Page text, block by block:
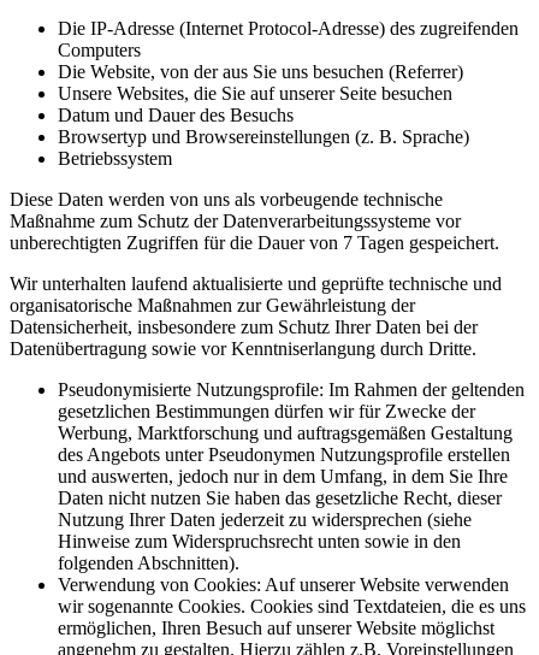
Die IP-Adresse (Internet Protocol-Adresse) des zugreifenden
Computers
Die Website, von der aus Sie uns besuchen (Referrer)
Unsere Websites, die Sie auf unserer Seite besuchen
Datum und Dauer des Besuchs
Browsertyp und Browsereinstellungen (z. B. Sprache)
Betriebssystem
Diese Daten werden von uns als vorbeugende technische
Maßnahme zum Schutz der Datenverarbeitungssysteme vor
unberechtigten Zugriffen für die Dauer von 7 Tagen gespeichert.
Wir unterhalten laufend aktualisierte und geprüfte technische und
organisatorische Maßnahmen zur Gewährleistung der
Datensicherheit, insbesondere zum Schutz Ihrer Daten bei der
Datenübertragung sowie vor Kenntniserlangung durch Dritte.
Pseudonymisierte Nutzungsprofile: Im Rahmen der geltenden
gesetzlichen Bestimmungen dürfen wir für Zwecke der
Werbung, Marktforschung und auftragsgemäßen Gestaltung
des Angebots unter Pseudonymen Nutzungsprofile erstellen
und auswerten, jedoch nur in dem Umfang, in dem Sie Ihre
Daten nicht nutzen Sie haben das gesetzliche Recht, dieser
Nutzung Ihrer Daten jederzeit zu widersprechen (siehe
Hinweise zum Widerspruchsrecht unten sowie in den
folgenden Abschnitten).
Verwendung von Cookies: Auf unserer Website verwenden
wir sogenannte Cookies. Cookies sind Textdateien, die es uns
ermöglichen, Ihren Besuch auf unserer Website möglichst
angenehm zu gestalten. Hierzu zählen z.B. Voreinstellungen